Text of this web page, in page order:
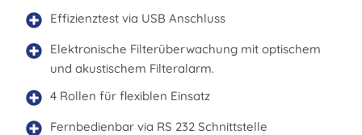
Effizienztest via USB Anschluss
Elektronische Filterüberwachung mit optischem
und akustischem Filteralarm.
4 Rollen für flexiblen Einsatz
Fernbedienbar via RS 232 Schnittstelle